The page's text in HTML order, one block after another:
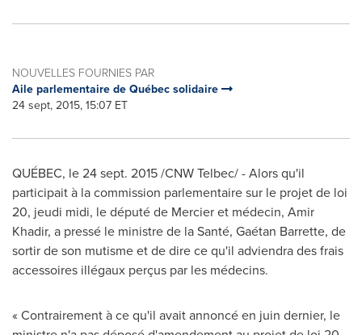
NOUVELLES FOURNIES PAR
Aile parlementaire de Québec solidaire
24 sept, 2015, 15:07 ET
QUÉBEC, le 24 sept. 2015 /CNW Telbec/ - Alors qu'il
participait à la commission parlementaire sur le projet de loi
20, jeudi midi, le député de Mercieret médecin, Amir
Khadir, a pressé le‎ ministre de la Santé, Gaétan Barrette, de
sortir de son mutisme et de dire ce qu'il adviendra des frais
accessoires illégaux perçus par les médecins.
« Contrairement à ce qu'il avait annoncé en juin dernier, le